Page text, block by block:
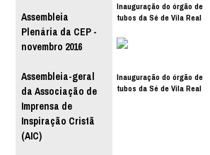
Assembleia
Plenária da CEP -
novembro 2016
Assembleia-geral
da Associação de
Imprensa de
Inspiração Cristã
(AIC)
Inauguração do órgão de
tubos da Sé de Vila Real
Inauguração do órgão de
tubos da Sé de Vila Real